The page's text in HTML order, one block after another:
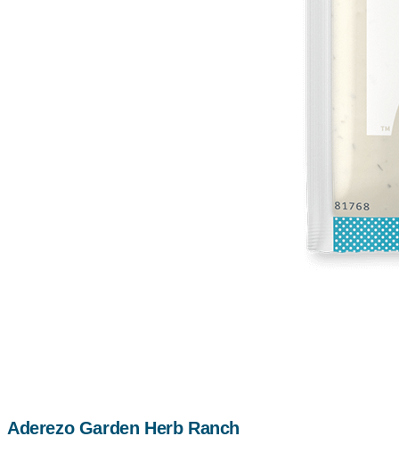
Aderezo Garden Herb Ranch